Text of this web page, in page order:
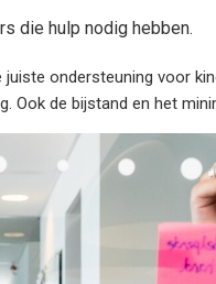
die hulp nodig hebben.
ondersteuning voor
Ook de bijstand en het